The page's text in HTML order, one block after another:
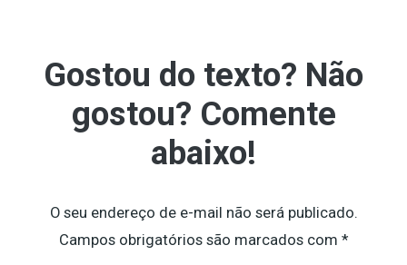
Gostou do texto? Não
gostou? Comente
abaixo!
O seu endereço de e-mail não será publicado.
Campos obrigatórios são marcados com *